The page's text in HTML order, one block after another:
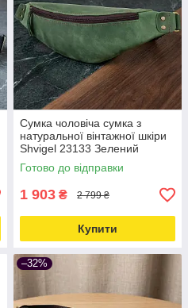
Сумка чоловіча сумка з
натуральної вінтажної шкіри
Shvigel 23133 Зелений
Love&Life -online-multimarket-
Готово до відправки
1 903 ₴ 2 799 ₴
Купити
–32%